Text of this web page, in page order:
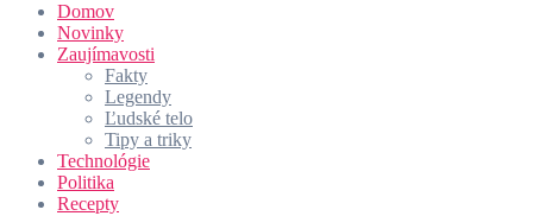
Domov
Novinky
Zaujímavosti
Fakty
Legendy
Ľudské telo
Tipy a triky
Technológie
Politika
Recepty